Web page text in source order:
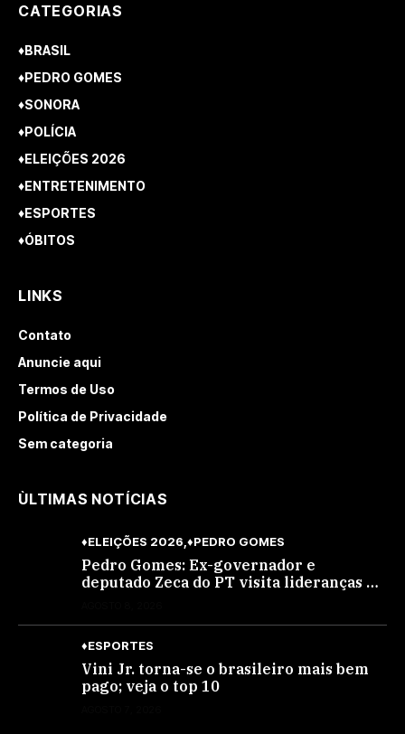
CATEGORIAS
♦BRASIL
♦PEDRO GOMES
♦SONORA
♦POLÍCIA
♦ELEIÇÕES 2026
♦ENTRETENIMENTO
♦ESPORTES
♦ÓBITOS
LINKS
Contato
Anuncie aqui
Termos de Uso
Política de Privacidade
Sem categoria
ÙLTIMAS NOTÍCIAS
♦ELEIÇÕES 2026 ♦PEDRO GOMES
Pedro Gomes: Ex-governador e
deputado Zeca do PT visita lideranças do
♦ESPORTES
Vini Jr. torna-se o brasileiro mais bem
pago; veja o top 10